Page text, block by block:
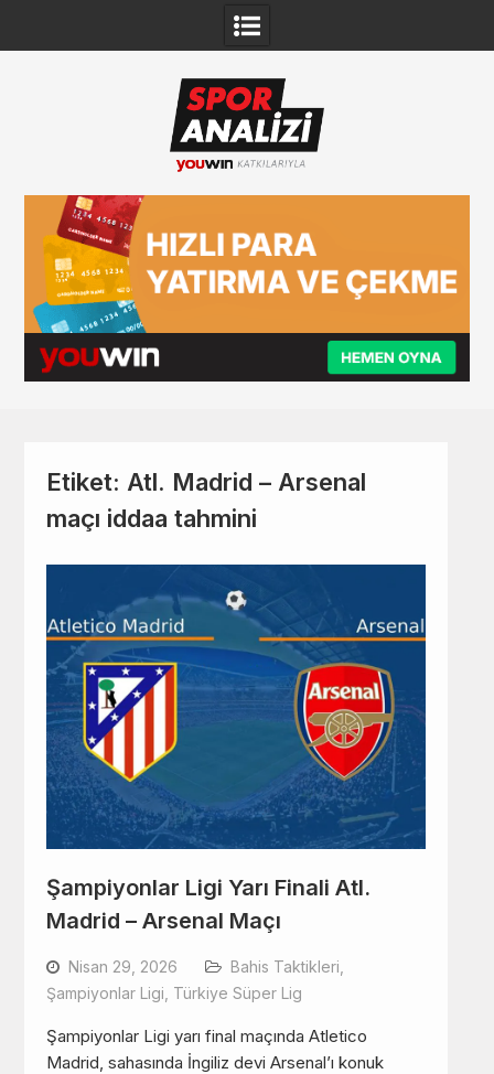
Etiket: Atl. Madrid – Arsenal
maçı iddaa tahmini
Şampiyonlar Ligi Yarı Finali Atl.
Madrid – Arsenal Maçı
Nisan 29, 2026 Bahis Taktikleri
Şampiyonlar Ligi Türkiye Süper Lig
Şampiyonlar Ligi yarı final maçında Atletico
Madrid, sahasında İngiliz devi Arsenal’ı konuk